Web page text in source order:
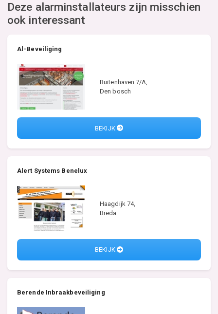
Deze alarminstallateurs zijn misschien
ook interessant
Al-Beveiliging
Buitenhaven 7/A,
Den bosch
BEKIJK
Alert Systems Benelux
Haagdijk 74,
Breda
BEKIJK
Berende Inbraakbeveiliging